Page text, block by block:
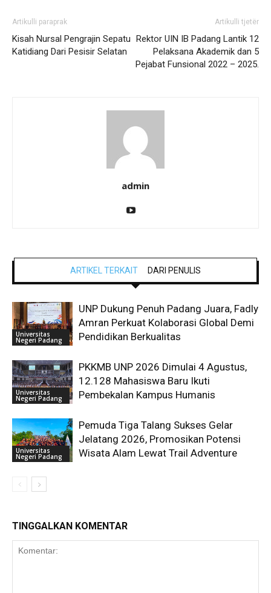
Artikulli paraprak
Kisah Nursal Pengrajin Sepatu
Katidiang Dari Pesisir Selatan
Artikulli tjetër
Rektor UIN IB Padang Lantik 12
Pelaksana Akademik dan 5
Pejabat Funsional 2022 – 2025.
admin
ARTIKEL TERKAIT DARI PENULIS
Universitas
Negeri Padang
UNP Dukung Penuh Padang Juara, Fadly
Amran Perkuat Kolaborasi Global Demi
Pendidikan Berkualitas
Universitas
Negeri Padang
PKKMB UNP 2026 Dimulai 4 Agustus,
12.128 Mahasiswa Baru Ikuti
Pembekalan Kampus Humanis
Universitas
Negeri Padang
Pemuda Tiga Talang Sukses Gelar
Jelatang 2026, Promosikan Potensi
Wisata Alam Lewat Trail Adventure
TINGGALKAN KOMENTAR